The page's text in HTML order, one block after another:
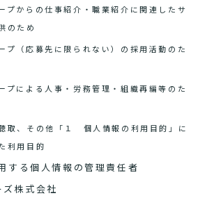
プからの仕事紹介・職業紹介に関連したサ
のため
プ（応募先に限られない）の採用活動のた
プによる人事・労務管理・組織再編等のた
取、その他「１ 個人情報の利用目的」に
利用目的
する個人情報の管理責任者
ズ株式会社